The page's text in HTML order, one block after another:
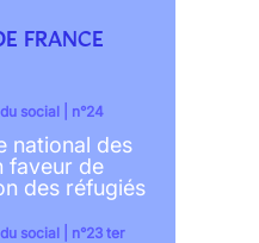
FRANCE
social | n°24
national des
faveur de
des réfugiés
social | n°23 ter